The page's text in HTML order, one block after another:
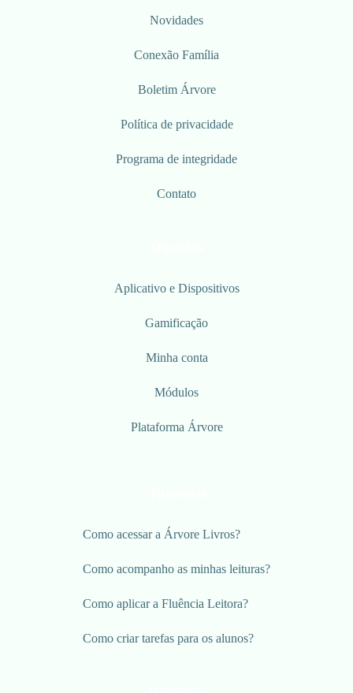
Novidades
Conexão Família
Boletim Árvore
Política de privacidade
Programa de integridade
Contato
Aplicativo e Dispositivos
Gamificação
Minha conta
Módulos
Plataforma Árvore
Como acessar a Árvore Livros?
Como acompanho as minhas leituras?
Como aplicar a Fluência Leitora?
Como criar tarefas para os alunos?